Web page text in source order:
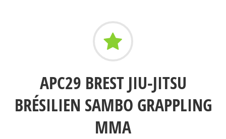
APC29 BREST JIU-JITSU
BRÉSILIEN SAMBO GRAPPLING
MMA